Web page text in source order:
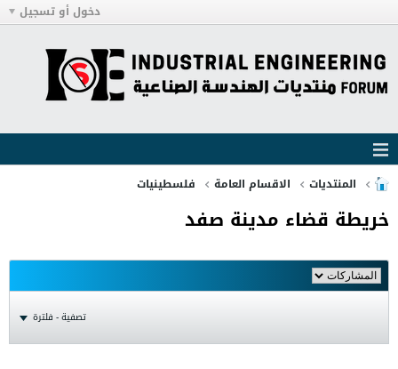
دخول أو تسجيل
المنتديات الاقسام العامة فلسطينيات
خريطة قضاء مدينة صفد
تصفية - فلترة